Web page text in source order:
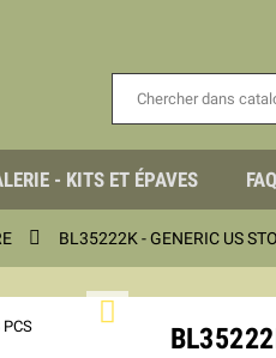
- KITS ET ÉPAVES
 BL35222K - GENERIC US
